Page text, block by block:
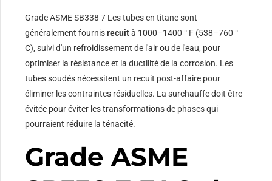
Grade ASME SB338 7 Les tubes en titane sont
généralement fournisrecuità 1000–1400 ° F (538–760 °
C), suivi d'un refroidissement de l'air ou de l'eau, pour
optimiser la résistance et la ductilité de la corrosion. Les
tubes soudés nécessitent un recuit post-affaire pour
éliminer les contraintes résiduelles. La surchauffe doit être
évitée pour éviter les transformations de phases qui
pourraient réduire la ténacité.
Grade ASME